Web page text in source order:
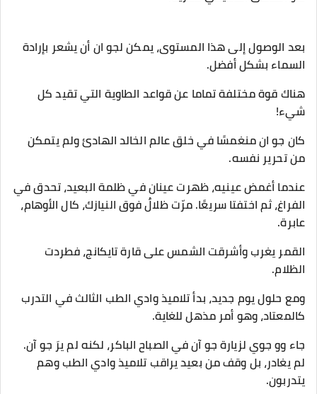
بعد الوصول إلى هذا المستوى، يمكن لجو ان أن يشعر بإرادة
السماء بشكل أفضل.
هناك قوة مختلفة تماما عن قواعد الطاوية التي تقيد كل
شيء!
كان جو ان منغمسًا في خلق عالم الخالد الهادئ ولم يتمكن
من تحرير نفسه.
عندما أغمض عينيه، ظهرت عينان في ظلمة البعيد، تحدق في
الفراغ، ثم اختفتا سريعًا. مرّت ظلالٌ فوق النيازك، كال الأوهام،
عابرة.
القمر يغرب وأشرقت الشمس على قارة تايكانج، فطردت
الظلام.
ومع حلول يوم جديد، بدأ تلاميذ وادي الطب الثالث في التدرب
كالمعتاد، وهو أمر مذهل للغاية.
جاء وو جوي لزيارة جو آن في الصباح الباكر، لكنه لم يرَ جو آن.
لم يغادر، بل وقف من بعيد يراقب تلاميذ وادي الطب وهم
يتدربون.